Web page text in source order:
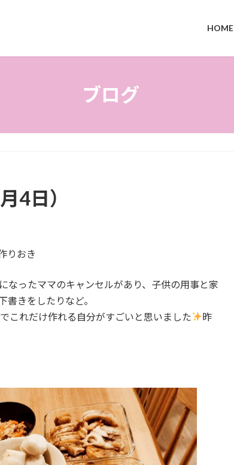
HOME
ブログ
4日）
りおき
なったママのキャンセルがあり、子供の用事と家
きをしたりなど。
これだけ作れる自分がすごいと思いました
昨